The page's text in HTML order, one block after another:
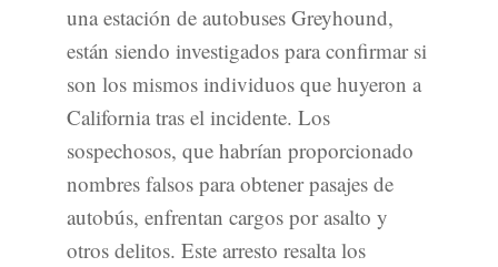
una estación de autobuses Greyhound,
están siendo investigados para confirmar si
son los mismos individuos que huyeron a
California tras el incidente. Los
sospechosos, que habrían proporcionado
nombres falsos para obtener pasajes de
autobús, enfrentan cargos por asalto y
otros delitos. Este arresto resalta los